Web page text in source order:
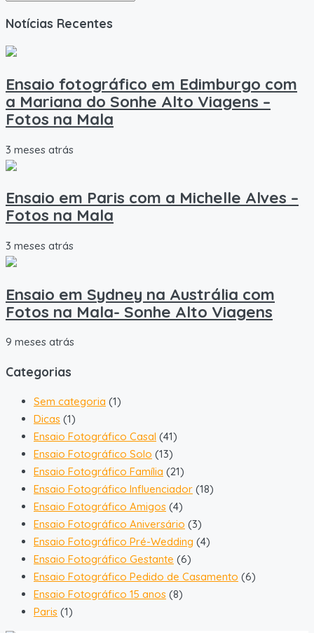
Notícias Recentes
Ensaio fotográfico em Edimburgo com
a Mariana do Sonhe Alto Viagens –
Fotos na Mala
3 meses atrás
Ensaio em Paris com a Michelle Alves –
Fotos na Mala
3 meses atrás
Ensaio em Sydney na Austrália com
Fotos na Mala- Sonhe Alto Viagens
9 meses atrás
Categorias
Sem categoria (1)
Dicas (1)
Ensaio Fotográfico Casal (41)
Ensaio Fotográfico Solo (13)
Ensaio Fotográfico Família (21)
Ensaio Fotográfico Influenciador (18)
Ensaio Fotográfico Amigos (4)
Ensaio Fotográfico Aniversário (3)
Ensaio Fotográfico Pré-Wedding (4)
Ensaio Fotográfico Gestante (6)
Ensaio Fotográfico Pedido de Casamento (6)
Ensaio Fotográfico 15 anos (8)
Paris (1)